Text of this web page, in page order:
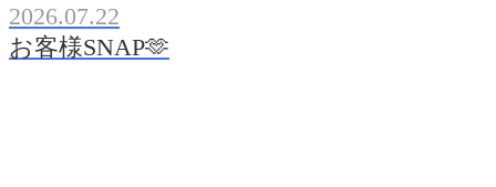
2026.07.22
お客様SNAP🫶